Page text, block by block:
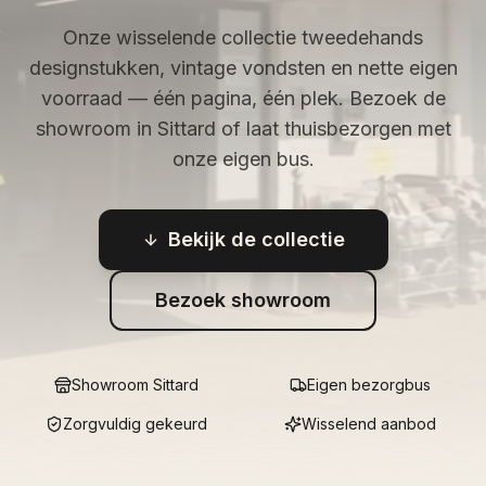
Onze wisselende collectie tweedehands
designstukken, vintage vondsten en nette eigen
voorraad — één pagina, één plek. Bezoek de
showroom in Sittard of laat thuisbezorgen met
onze eigen bus.
Bekijk de collectie
Bezoek showroom
Showroom Sittard Eigen bezorgbus
Zorgvuldig gekeurd Wisselend aanbod